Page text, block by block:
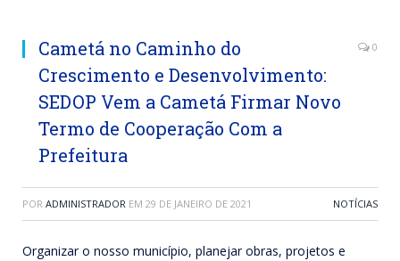
Cametá no Caminho do
Crescimento e Desenvolvimento:
SEDOP Vem a Cametá Firmar Novo
Termo de Cooperação Com a
Prefeitura
0
POR ADMINISTRADOR EM 29 DE JANEIRO DE 2021 NOTÍCIAS
Organizar o nosso município, planejar obras, projetos e